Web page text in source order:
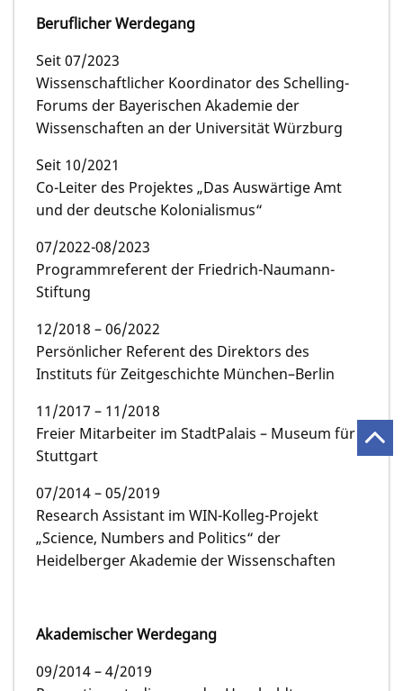
Beruflicher Werdegang
Seit 07/2023
Wissenschaftlicher Koordinator des Schelling-
Forums der Bayerischen Akademie der
Wissenschaften an der Universität Würzburg
Seit 10/2021
Co-Leiter des Projektes „Das Auswärtige Amt
und der deutsche Kolonialismus“
07/2022-08/2023
Programmreferent der Friedrich-Naumann-
Stiftung
12/2018 – 06/2022
Persönlicher Referent des Direktors des
Instituts für Zeitgeschichte München–Berlin
11/2017 – 11/2018
Freier Mitarbeiter im StadtPalais – Museum für
Stuttgart
07/2014 – 05/2019
Research Assistant im WIN-Kolleg-Projekt
„Science, Numbers and Politics“ der
Heidelberger Akademie der Wissenschaften
Akademischer Werdegang
09/2014 – 4/2019